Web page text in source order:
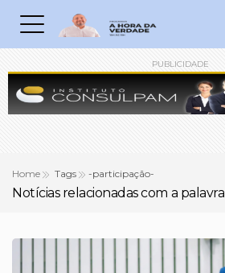
PUBLICIDADE
Home Tags -participação-
Notícias relacionadas com a palavra